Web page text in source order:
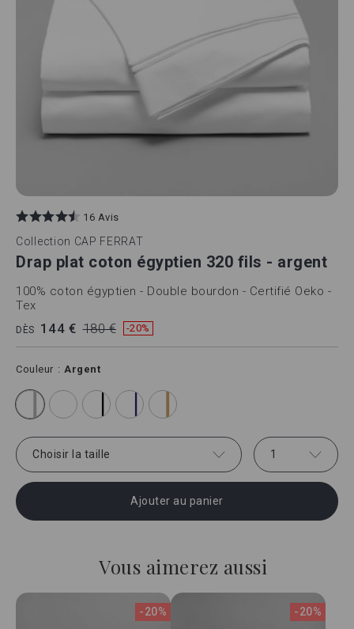
16 Avis
Collection CAP FERRAT
Drap plat coton égyptien 320 fils - argent
100% coton égyptien - Double bourdon - Certifié Oeko -
Tex
DÈS 144 € 180 € -20%
Couleur Argent
Choisir la taille 1
Ajouter au panier
Vous aimerez aussi
-20% -20%